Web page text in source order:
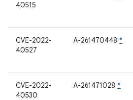
40515
CVE-2022-
40527
A-261470448 *
CVE-2022-
40530
A-261471028 *